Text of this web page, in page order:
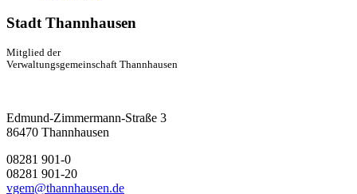
Stadt Thannhausen
Mitglied der
Verwaltungsgemeinschaft Thannhausen
Edmund-Zimmermann-Straße 3
86470 Thannhausen
08281 901-0
08281 901-20
vgem@thannhausen.de